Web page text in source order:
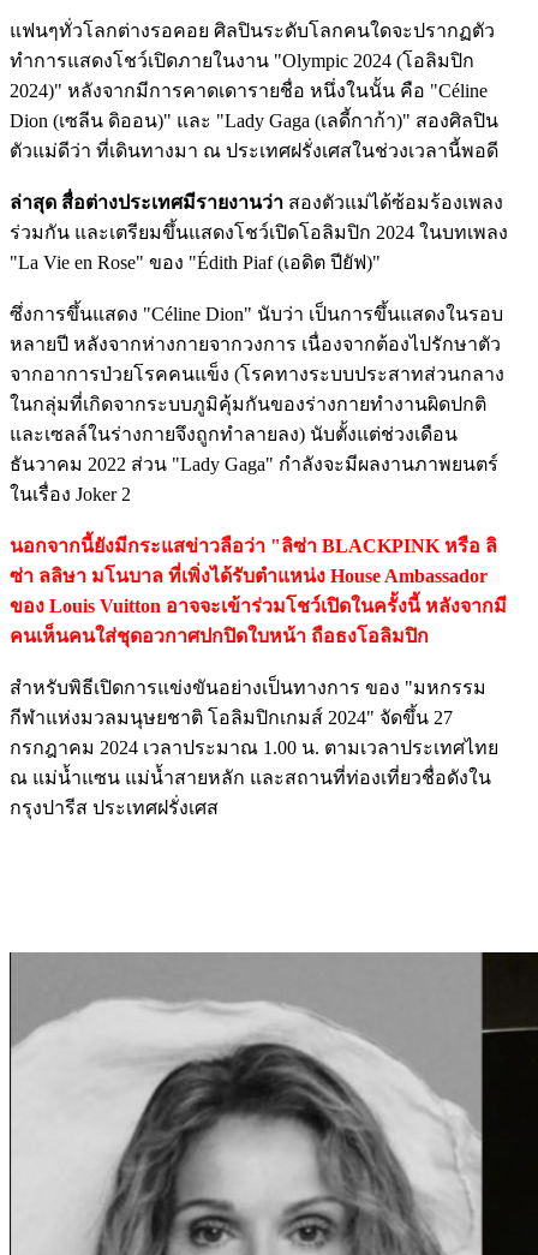
แฟนๆทั่วโลกต่างรอคอย ศิลปินระดับโลกคนใดจะปรากฏตัว
ทำการแสดงโชว์เปิดภายในงาน "Olympic 2024 (โอลิมปิก
2024)" หลังจากมีการคาดเดารายชื่อ หนึ่งในนั้น คือ "Céline
Dion (เซลีน ดิออน)" และ "Lady Gaga (เลดี้กาก้า)" สองศิลปิน
ตัวแม่ดีว่า ที่เดินทางมา ณ ประเทศฝรั่งเศสในช่วงเวลานี้พอดี
ล่าสุด สื่อต่างประเทศมีรายงานว่า สองตัวแม่ได้ซ้อมร้องเพลง
ร่วมกัน และเตรียมขึ้นแสดงโชว์เปิดโอลิมปิก 2024 ในบทเพลง
"La Vie en Rose" ของ "Édith Piaf (เอดิต ปียัฟ)"
ซึ่งการขึ้นแสดง "Céline Dion" นับว่า เป็นการขึ้นแสดงในรอบ
หลายปี หลังจากห่างกายจากวงการ เนื่องจากต้องไปรักษาตัว
จากอาการป่วยโรคคนแข็ง (โรคทางระบบประสาทส่วนกลาง
ในกลุ่มที่เกิดจากระบบภูมิคุ้มกันของร่างกายทำงานผิดปกติ
และเซลล์ในร่างกายจึงถูกทำลายลง) นับตั้งแต่ช่วงเดือน
ธันวาคม 2022 ส่วน "Lady Gaga" กำลังจะมีผลงานภาพยนตร์
ในเรื่อง Joker 2
นอกจากนี้ยังมีกระแสข่าวลือว่า "ลิซ่า BLACKPINK หรือ ลิ
ซ่า ลลิษา มโนบาล ที่เพิ่งได้รับตำแหน่ง House Ambassador
ของ Louis Vuitton อาจจะเข้าร่วมโชว์เปิดในครั้งนี้ หลังจากมี
คนเห็นคนใส่ชุดอวกาศปกปิดใบหน้า ถือธงโอลิมปิก
สำหรับพิธีเปิดการแข่งขันอย่างเป็นทางการ ของ "มหกรรม
กีฬาแห่งมวลมนุษยชาติ โอลิมปิกเกมส์ 2024" จัดขึ้น 27
กรกฎาคม 2024 เวลาประมาณ 1.00 น. ตามเวลาประเทศไทย
ณ แม่น้ำแซน แม่น้ำสายหลัก และสถานที่ท่องเที่ยวชื่อดังใน
กรุงปารีส ประเทศฝรั่งเศส